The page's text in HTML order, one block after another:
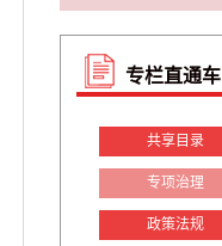
专栏直通车
共享目录
专项治理
政策法规